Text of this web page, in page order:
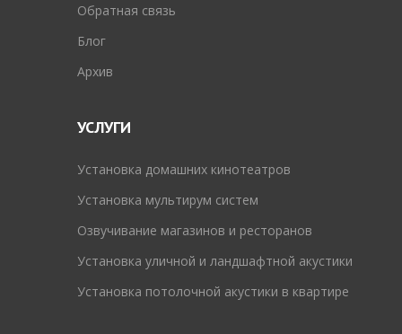
Обратная связь
Блог
Архив
УСЛУГИ
Установка домашних кинотеатров
Установка мультирум систем
Озвучивание магазинов и ресторанов
Установка уличной и ландшафтной акустики
Установка потолочной акустики в квартире